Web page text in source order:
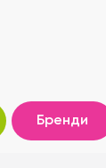
Бренди